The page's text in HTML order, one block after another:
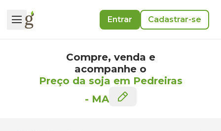
Entrar Cadastrar-se
Compre, venda e
acompanhe o
Preço da soja em Pedreiras
- MA